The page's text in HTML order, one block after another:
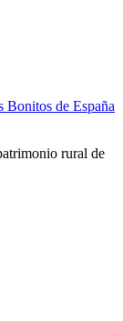
Bonitos de España
rural de